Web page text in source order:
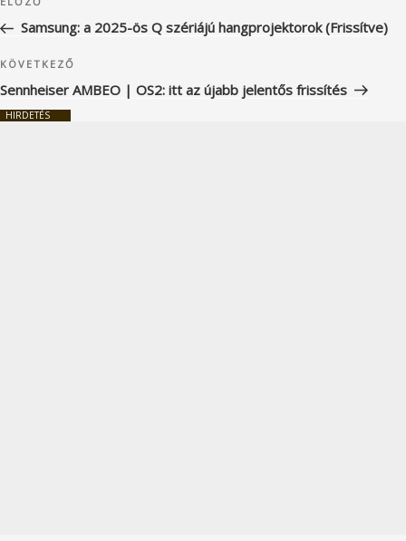
navigáció
bejegyzés
Samsung: a 2025-ös Q szériájú hangprojektorok (Frissítve)
Következő
bejegyzés
KÖVETKEZŐ
Sennheiser AMBEO | OS2: itt az újabb jelentős frissítés
HIRDETÉS